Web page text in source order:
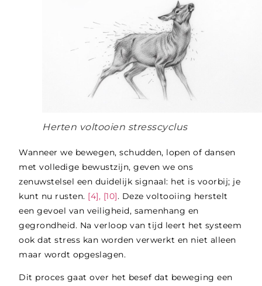
Herten voltooien stresscyclus
Wanneer we bewegen, schudden, lopen of dansen
met volledige bewustzijn, geven we ons
zenuwstelsel een duidelijk signaal: het is voorbij; je
kunt nu rusten. [4], [10]. Deze voltooiing herstelt
een gevoel van veiligheid, samenhang en
gegrondheid. Na verloop van tijd leert het systeem
ook dat stress kan worden verwerkt en niet alleen
maar wordt opgeslagen.
Dit proces gaat over het besef dat beweging een